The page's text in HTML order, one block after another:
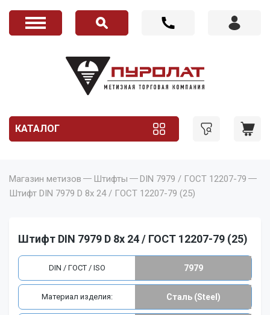
КАТАЛОГ
Магазин метизов Штифты
DIN 7979 / ГОСТ 12207-79
Штифт DIN 7979 D 8x 24 / ГОСТ 12207-79 (25)
Штифт DIN 7979 D 8x 24 / ГОСТ 12207-79 (25)
DIN / ГОСТ / ISO 7979
Материал изделия: Сталь (Steel)